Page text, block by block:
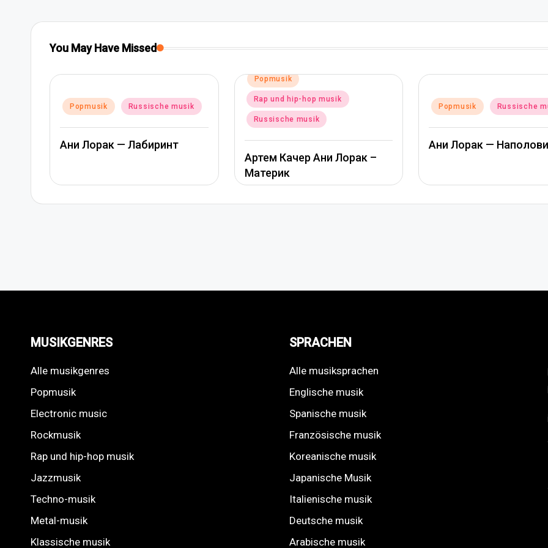
You May Have Missed
Posted
Rap und hip-hop musik
Posted
in
Popmusik Russische musik
Ани Лорак — Наполовину
Posted
in
Popmusik Russische
Пообещай
MUSIKGENRES
Alle musikgenres
Popmusik
Electronic music
Rockmusik
Rap und hip-hop musik
Jazzmusik
Techno-musik
Metal-musik
Klassische musik
SPRACHEN
Alle musiksprachen
Englische musik
Spanische musik
Französische musik
Koreanische musik
Japanische Musik
Italienische musik
Deutsche musik
Arabische musik